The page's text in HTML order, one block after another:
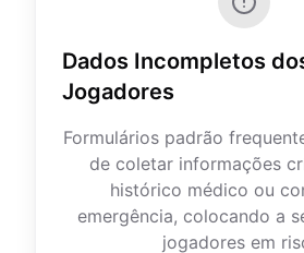
Dados Incompletos
Jogadores
Formulários padrão
de coletar informações
histórico médico ou
emergência, colocando a
jogadores em